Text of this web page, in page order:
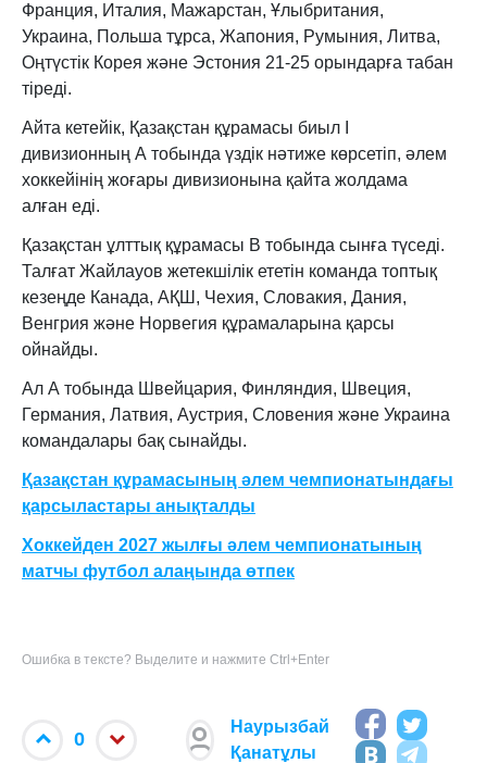
Франция, Италия, Мажарстан, Ұлыбритания,
Украина, Польша тұрса, Жапония, Румыния, Литва,
Оңтүстік Корея және Эстония 21-25 орындарға табан
тіреді.
Айта кетейік, Қазақстан құрамасы биыл І
дивизионның А тобында үздік нәтиже көрсетіп, әлем
хоккейінің жоғары дивизионына қайта жолдама
алған еді.
Қазақстан ұлттық құрамасы В тобында сынға түседі.
Талғат Жайлауов жетекшілік ететін команда топтық
кезеңде Канада, АҚШ, Чехия, Словакия, Дания,
Венгрия және Норвегия құрамаларына қарсы
ойнайды.
Ал А тобында Швейцария, Финляндия, Швеция,
Германия, Латвия, Аустрия, Словения және Украина
командалары бақ сынайды.
Қазақстан құрамасының әлем чемпионатындағы
қарсыластары анықталды
Хоккейден 2027 жылғы әлем чемпионатының
матчы футбол алаңында өтпек
Ошибка в тексте? Выделите и нажмите Ctrl+Enter
0
Наурызбай
Қанатұлы